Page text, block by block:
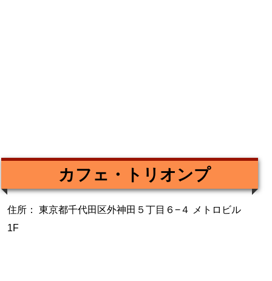
カフェ・トリオンプ
住所： 東京都千代田区外神田５丁目６−４ メトロビル
1F